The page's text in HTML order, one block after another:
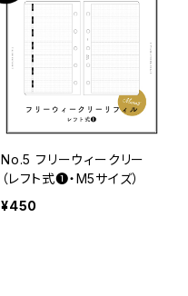
No.5 フリーウィークリー
（レフト式❶・M5サイズ）
¥450